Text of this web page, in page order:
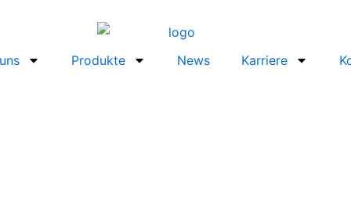
Produkte News Karriere